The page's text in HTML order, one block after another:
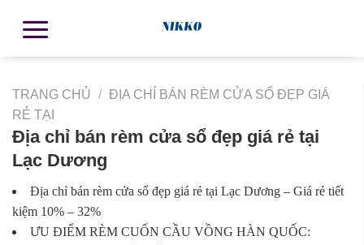
TRANG CHỦ / ĐỊA CHỈ BÁN RÈM CỬA SỔ ĐẸP GIÁ
RẺ TẠI
Địa chỉ bán rèm cửa sổ đẹp giá rẻ tại
Lạc Dương
Địa chỉ bán rèm cửa sổ đẹp giá rẻ tại Lạc Dương – Giá rẻ tiết
kiệm 10% – 32%
ƯU ĐIỂM RÈM CUỐN CẦU VỒNG HÀN QUỐC: